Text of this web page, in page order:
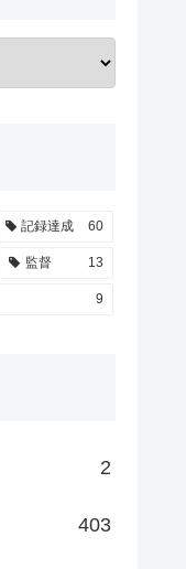
記録達成 60
監督 13
9
2
403